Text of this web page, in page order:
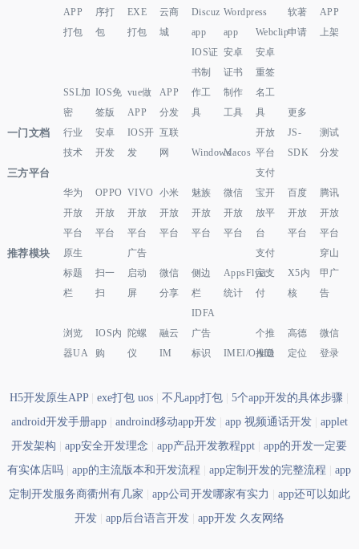
APP
打包
序打
包
EXE
打包
云商
城
Discuz
app
Wordpress
app
Webclip
软著
申请
APP
上架
SSL加
密
IOS免
签版
vue做
APP
APP
分发
IOS证
书制
作工
具
安卓
证书
制作
工具
安卓
重签
名工
具
更多
一门文档
行业
技术
安卓
开发
IOS开
发
互联
网
WindowsMacos
开放
平台
JS-
SDK
测试
分发
三方平台
华为
开放
平台
OPPO
开放
平台
VIVO
开放
平台
小米
开放
平台
魅族
开放
平台
微信
开放
平台
支付
宝开
放平
台
百度
开放
平台
腾讯
开放
平台
推荐模块
原生
标题
栏
扫一
扫
广告
启动
屏
微信
分享
侧边
栏
AppsFlyer
统计
支付
宝支
付
X5内
核
穿山
甲广
告
浏览
器UA
IOS内
购
陀螺
仪
融云
IM
IDFA
广告
标识
IMEI/OAID
个推
推送
高德
定位
微信
登录
H5开发原生APP |exe打包 uos |不凡app打包 |5个app开发的具体步骤
android开发手册app
androind移动app开发 app 视频通话开发
applet
开发架构
|app安全开发理念 |app产品开发教程ppt |app的开发一定要
有实体店吗
|app的主流版本和开发流程 |app定制开发的完整流程 |app
定制开发服务商衢州有几家
app公司开发哪家有实力
app还可以如此
开发
app后台语言开发 app开发 久友网络